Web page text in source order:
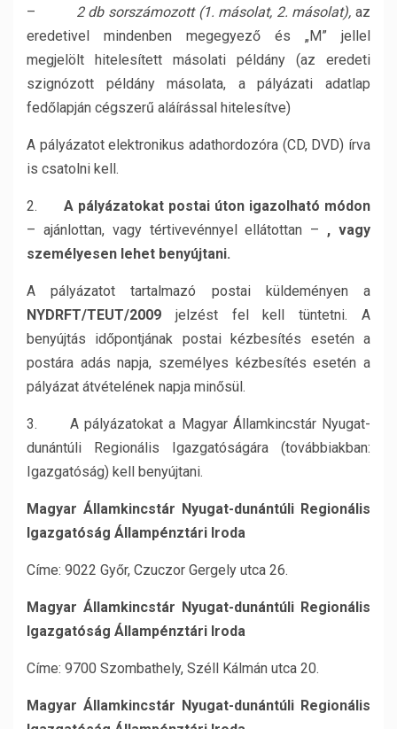
– 2 db sorszámozott (1. másolat, 2. másolat),az
eredetivel mindenben megegyező és „M” jellel
megjelölt hitelesített másolati példány (az eredeti
szignózott példány másolata, a pályázati adatlap
fedőlapján cégszerű aláírással hitelesítve)
A pályázatot elektronikus adathordozóra (CD, DVD) írva
is csatolni kell.
2. A pályázatokat postai úton igazolható módon
– ajánlottan, vagy tértivevénnyel ellátottan – , vagy
személyesen lehet benyújtani.
A pályázatot tartalmazó postai küldeményen a
NYDRFT/TEUT/2009 jelzést fel kell tüntetni. A
benyújtás időpontjának postai kézbesítés esetén a
postára adás napja, személyes kézbesítés esetén a
pályázat átvételének napja minősül.
3. A pályázatokat a Magyar Államkincstár Nyugat-
dunántúli Regionális Igazgatóságára (továbbiakban:
Igazgatóság) kell benyújtani.
Magyar Államkincstár Nyugat-dunántúli Regionális
Igazgatóság Állampénztári Iroda
Címe: 9022 Győr, Czuczor Gergely utca 26.
Magyar Államkincstár Nyugat-dunántúli Regionális
Igazgatóság Állampénztári Iroda
Címe: 9700 Szombathely, Széll Kálmán utca 20.
Magyar Államkincstár Nyugat-dunántúli Regionális